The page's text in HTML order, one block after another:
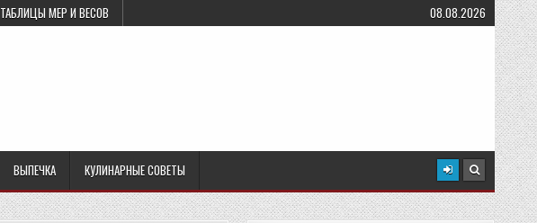
ТАБЛИЦЫ МЕР И ВЕСОВ 08.08.2026
ВЫПЕЧКА КУЛИНАРНЫЕ СОВЕТЫ